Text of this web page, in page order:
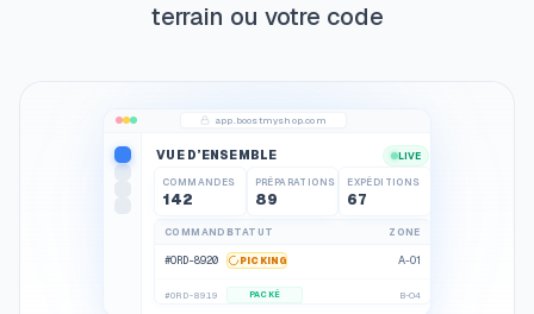
terrain ou votre code
app.boostmyshop.com
VUE D’ENSEMBLE LIVE
COMMANDES
142
PRÉPARATIONS
89
EXPÉDITIONS
67
COMMANDESTATUT ZONE
#ORD-8920 PICKING A-01
#ORD-8919 PACKÉ B-04